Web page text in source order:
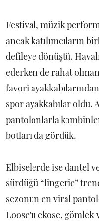
Festival, müzik
ancak katılımcıların
defileye dönüştü.
ederken de rahat
favori
spor ayakkabılar oldu.
pantolonlarla
botları da gördük.
Elbiselerde ise dantel
sürdüğü “lingerie”
sezonun en viral
Loose'u ekose,